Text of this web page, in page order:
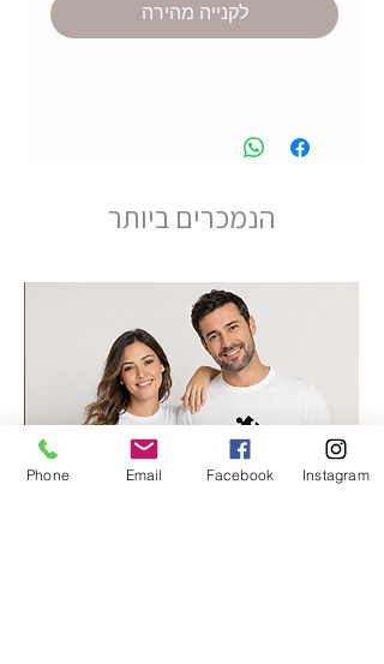
לקנייה מהירה
הנמכרים ביותר
Phone Email Facebook Instagram